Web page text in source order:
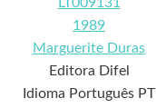
1989
Marguerite Duras
Editora Difel
Idioma Português PT